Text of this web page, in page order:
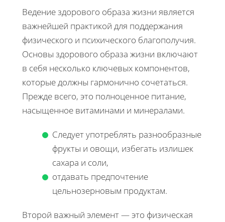
Ведение здорового образа жизни является
важнейшей практикой для поддержания
физического и психического благополучия.
Основы здорового образа жизни включают
в себя несколько ключевых компонентов,
которые должны гармонично сочетаться.
Прежде всего, это полноценное питание,
насыщенное витаминами и минералами.
Следует употреблять разнообразные
фрукты и овощи, избегать излишек
сахара и соли,
отдавать предпочтение
цельнозерновым продуктам.
Второй важный элемент — это физическая